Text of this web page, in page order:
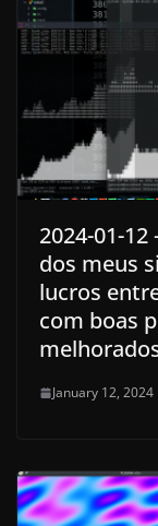
2024-01-
dos meus
lucros
com boas
January 12, 2024